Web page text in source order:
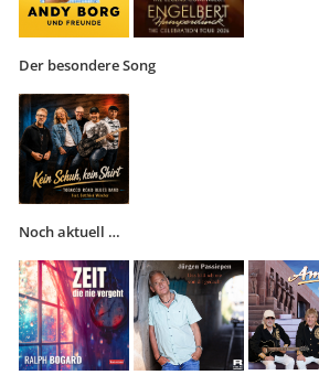
Der besondere Song
Noch aktuell …